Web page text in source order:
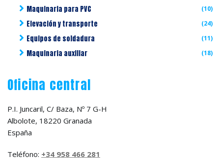
Maquinaria para PVC (10)
Elevación y transporte (24)
Equipos de soldadura (11)
Maquinaria auxiliar (18)
Oficina central
P.I. Juncaril, C/ Baza, Nº 7 G-H
Albolote, 18220 Granada
España
Teléfono: +34 958 466 281